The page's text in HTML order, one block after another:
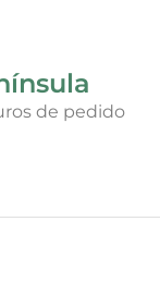
de pedido